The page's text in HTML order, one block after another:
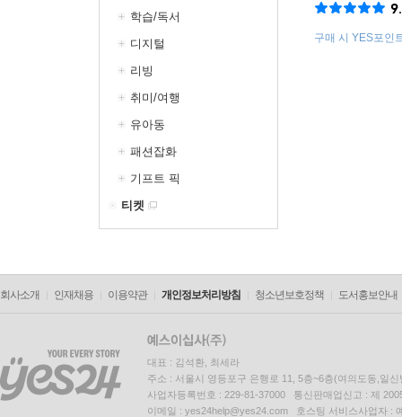
학습/독서
디지털
리빙
취미/여행
유아동
패션잡화
기프트 픽
티켓
구매 시 YES포인
회사소개 인재채용 이용약관 개인정보처리방침 청소년보호정책 도서홍보안내
대표 : 김석환, 최세라
주소 : 서울시 영등포구 은행로 11, 5층~6층(여의도동,일신
사업자등록번호 : 229-81-37000 통신판매업신고 : 제
이메일 : yes24help@yes24.com 호스팅 서비스사업자 :